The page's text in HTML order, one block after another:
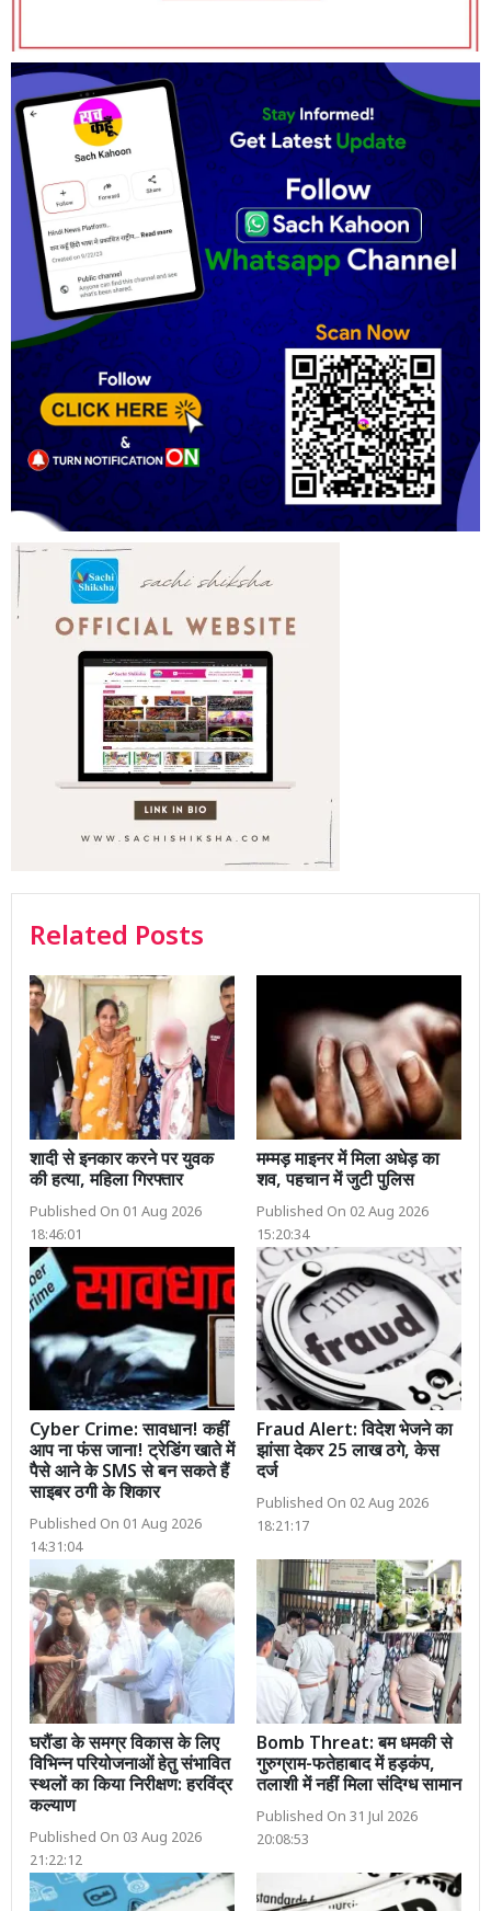
Related Posts
शादी से इनकार करने पर युवक
की हत्या, महिला गिरफ्तार
Published On 01 Aug 2026
18:46:01
मम्मड़ माइनर में मिला अधेड़ का
शव, पहचान में जुटी पुलिस
Published On 02 Aug 2026
15:20:34
Cyber Crime: सावधान! कहीं
आप ना फंस जाना! ट्रेडिंग खाते में
पैसे आने के SMS से बन सकते हैं
साइबर ठगी के शिकार
Published On 01 Aug 2026
14:31:04
Fraud Alert: विदेश भेजने का
झांसा देकर 25 लाख ठगे, केस
दर्ज
Published On 02 Aug 2026
18:21:17
घरौंडा के समग्र विकास के लिए
विभिन्न परियोजनाओं हेतु संभावित
स्थलों का किया निरीक्षण: हरविंद्र
कल्याण
Published On 03 Aug 2026
21:22:12
Bomb Threat: बम धमकी से
गुरुग्राम-फतेहाबाद में हड़कंप,
तलाशी में नहीं मिला संदिग्ध सामान
Published On 31 Jul 2026
20:08:53